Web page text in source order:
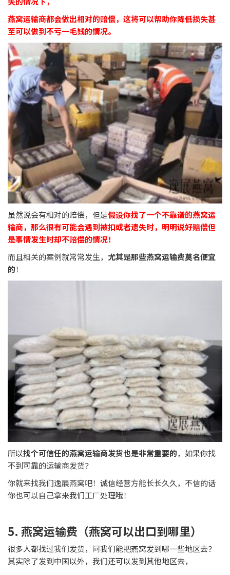
燕窝运输商都会做出相对的赔偿，这将可以帮助你降低损失甚
至可以做到不亏一毛钱的情况。
虽然说会有相对的赔偿，但是假设你找了一个不靠谱的燕窝运
输商，那么很有可能会遇到被扣或者遗失时，明明说好赔偿但
是事情发生时却不赔偿的情况！
而且相关的案例就常常发生， 尤其是那些燕窝运输费莫名便宜
的！
所以找个可信任的燕窝运输商发货也是非常重要的，如果你找
不到可靠的运输商发货？
你就来找我们逸展燕窝吧！诚信经营方能长长久久，不信的话
你也可以自己拿来我们工厂处理哦！
5. 燕窝运输费（燕窝可以出口到哪里）
很多人都找过我们发货，问我们能把燕窝发到哪一些地区去？
其实除了发到中国以外，我们还可以发到其他地区去，